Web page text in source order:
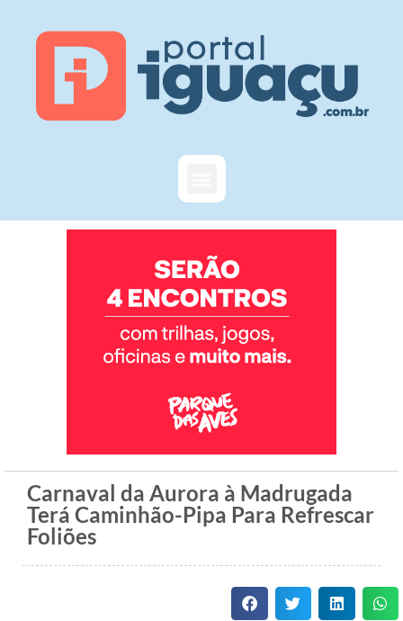
Carnaval da Aurora à Madrugada
Terá Caminhão-Pipa Para Refrescar
Foliões